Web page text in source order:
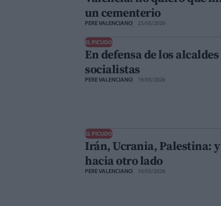
un cementerio
PERE VALENCIANO 23/05/2026
EL PICUDO
En defensa de los
socialistas
PERE VALENCIANO 19/05/2026
EL PICUDO
Irán, Ucrania, Palestina:
hacia otro lado
PERE VALENCIANO 10/05/2026